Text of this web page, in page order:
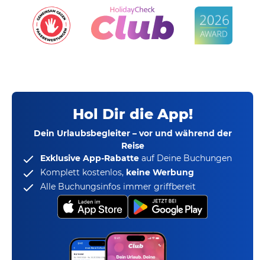
Hol Dir die App!
Dein Urlaubsbegleiter – vor und während der
Reise
Exklusive App-Rabatte auf Deine Buchungen
Komplett kostenlos, keine Werbung
Alle Buchungsinfos immer griffbereit